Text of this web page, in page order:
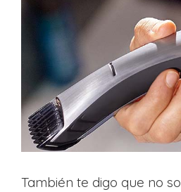
También te digo que no